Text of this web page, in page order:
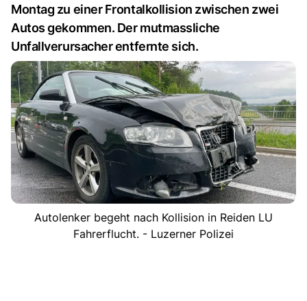
Montag zu einer Frontalkollision zwischen zwei
Autos gekommen. Der mutmassliche
Unfallverursacher entfernte sich.
Autolenker begeht nach Kollision in Reiden LU
Fahrerflucht. - Luzerner Polizei